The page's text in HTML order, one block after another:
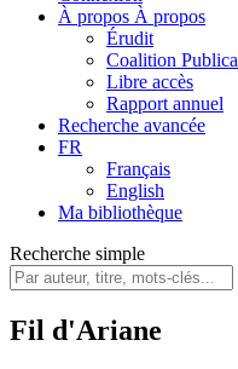
À propos À propos
Érudit
Coalition Publica
Libre accès
Rapport annuel
Recherche avancée
FR
Français
English
Ma bibliothèque
Recherche simple
Fil d'Ariane